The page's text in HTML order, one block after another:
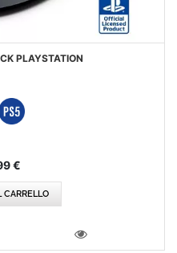
PLAYSTATION
€
CARRELLO